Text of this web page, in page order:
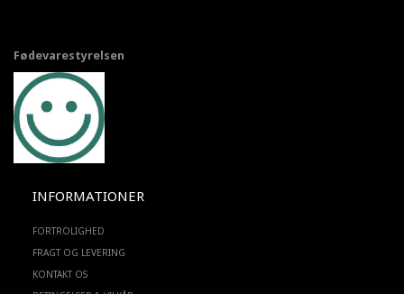
Fødevarestyrelsen
INFORMATIONER
FORTROLIGHED
FRAGT OG LEVERING
KONTAKT OS